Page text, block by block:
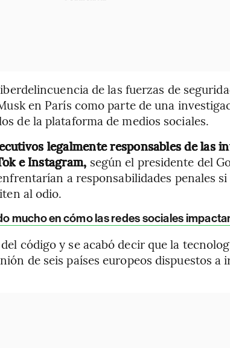
de las fuerzas de
en París como parte de una
de la plataforma de medios sociales.
legalmente responsables de las
e Instagram, según el presidente del
a responsabilidades penales
al odio.
mucho en cómo las redes sociales
código y se acabó decir que la
de seis países europeos dispuestos a